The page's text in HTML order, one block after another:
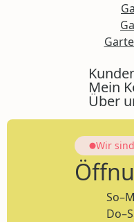
Mein
Über
Wir